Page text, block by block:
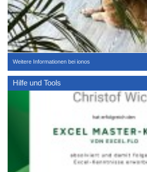
Weitere Informationen bei ionos
Hilfe und Tools